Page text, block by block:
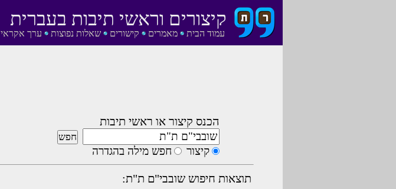
עמוד הבית מאמרים קישורים שאלות נפוצות ערך אקראי
קיצורים וראשי תיבות בעברית
הכנס קיצור או ראשי תיבות
קיצור חפש מילה בהגדרה
תוצאות חיפוש שובבי"ם ת"ת: